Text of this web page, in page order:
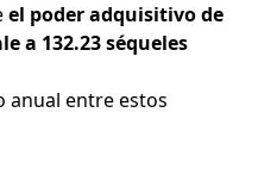
el poder adquisitivo de
a 132.23 séqueles
anual entre estos